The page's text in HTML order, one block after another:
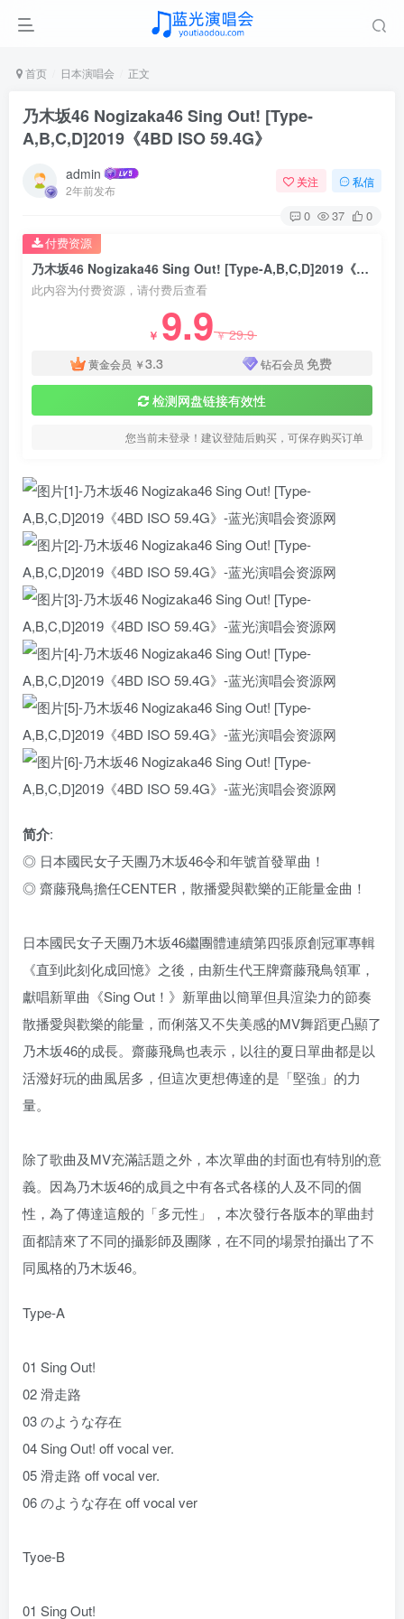
首页 日本演唱会 正文
乃木坂46 Nogizaka46 Sing Out! [Type-
A,B,C,D]2019《4BD ISO 59.4G》
admin
2年前发布
关注 私信
0 37 0
乃木坂46 Nogizaka46 Sing Out! [Type-A,B,C,D]2019《4BD ISO 59.4G》
此内容为付费资源，请付费后查看
￥ 9.9￥29.9
黄金会员 ￥3.3 钻石会员 免费
检测网盘链接有效性
您当前未登录！建议登陆后购买，可保存购买订单
付费资源
简介:
◎ 日本國民女子天團乃木坂46令和年號首發單曲！
◎ 齋藤飛鳥擔任CENTER，散播愛與歡樂的正能量金曲！
日本國民女子天團乃木坂46繼團體連續第四張原創冠軍專輯
《直到此刻化成回憶》之後，由新生代王牌齋藤飛鳥領軍，
獻唱新單曲《Sing Out！》新單曲以簡單但具渲染力的節奏
散播愛與歡樂的能量，而俐落又不失美感的MV舞蹈更凸顯了
乃木坂46的成長。齋藤飛鳥也表示，以往的夏日單曲都是以
活潑好玩的曲風居多，但這次更想傳達的是「堅強」的力
量。
除了歌曲及MV充滿話題之外，本次單曲的封面也有特別的意
義。因為乃木坂46的成員之中有各式各樣的人及不同的個
性，為了傳達這般的「多元性」，本次發行各版本的單曲封
面都請來了不同的攝影師及團隊，在不同的場景拍攝出了不
同風格的乃木坂46。
Type-A
01 Sing Out!
02 滑走路
03 のような存在
04 Sing Out! off vocal ver.
05 滑走路 off vocal ver.
06 のような存在 off vocal ver
Tyoe-B
01 Sing Out!